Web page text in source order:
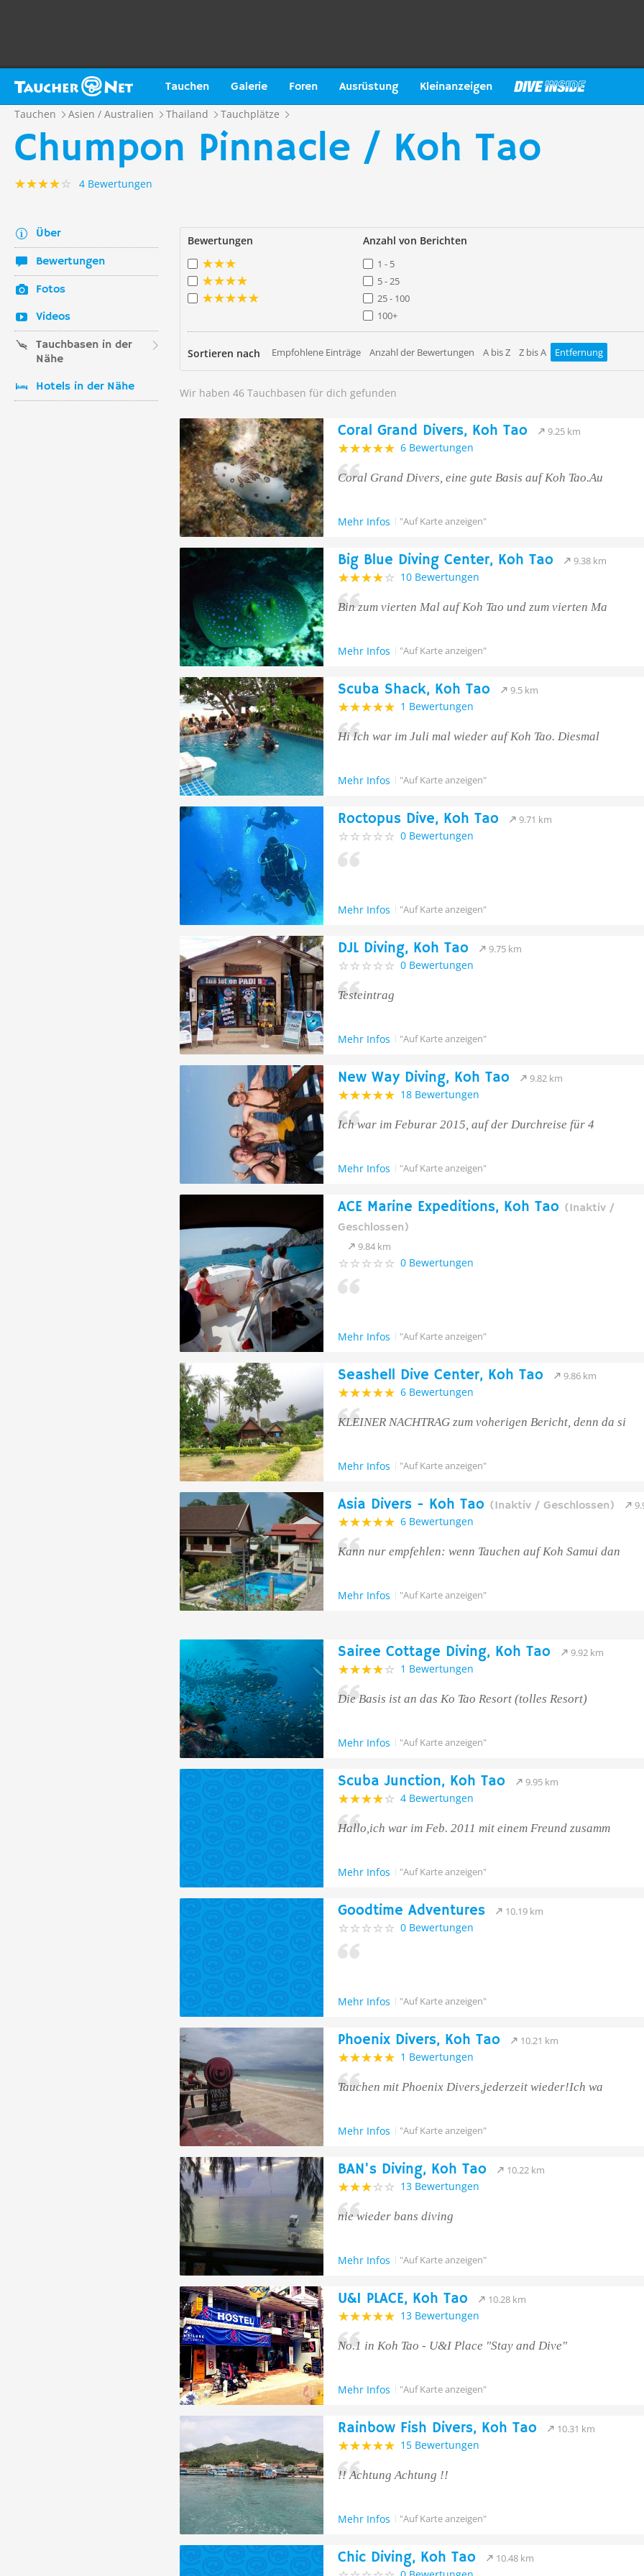
Tauchen Galerie Foren Ausrüstung Kleinanzeigen
Tauchen Asien / Australien Thailand Tauchplätze
Chumpon Pinnacle / Koh Tao
4 Bewertungen
Über
Bewertungen
Fotos
Videos
Tauchbasen in der
Nähe
Hotels in der Nähe
Bewertungen Anzahl von Berichten
1 - 5
5 - 25
25 - 100
100+
Sortieren nach Empfohlene Einträge Anzahl der Bewertungen A bis Z Z bis A Entfernung
Wir haben 46 Tauchbasen für dich gefunden
Coral Grand Divers, Koh Tao 9.25 km
6 Bewertungen
Coral Grand Divers, eine gute Basis auf Koh Tao.Au
Mehr Infos "Auf Karte anzeigen"
Big Blue Diving Center, Koh Tao 9.38 km
10 Bewertungen
Bin zum vierten Mal auf Koh Tao und zum vierten Ma
Mehr Infos "Auf Karte anzeigen"
Scuba Shack, Koh Tao 9.5 km
1 Bewertungen
Hi Ich war im Juli mal wieder auf Koh Tao. Diesmal
Mehr Infos "Auf Karte anzeigen"
Roctopus Dive, Koh Tao 9.71 km
0 Bewertungen
Mehr Infos "Auf Karte anzeigen"
DJL Diving, Koh Tao 9.75 km
0 Bewertungen
Testeintrag
Mehr Infos "Auf Karte anzeigen"
New Way Diving, Koh Tao 9.82 km
18 Bewertungen
Ich war im Feburar 2015, auf der Durchreise für 4
Mehr Infos "Auf Karte anzeigen"
ACE Marine Expeditions, Koh Tao (Inaktiv /
Geschlossen)
9.84 km
0 Bewertungen
Mehr Infos "Auf Karte anzeigen"
Seashell Dive Center, Koh Tao 9.86 km
6 Bewertungen
KLEINER NACHTRAG zum voherigen Bericht, denn da si
Mehr Infos "Auf Karte anzeigen"
Asia Divers - Koh Tao (Inaktiv / Geschlossen)
6 Bewertungen
Kann nur empfehlen: wenn Tauchen auf Koh Samui dan
Mehr Infos "Auf Karte anzeigen"
Sairee Cottage Diving, Koh Tao 9.92 km
1 Bewertungen
Die Basis ist an das Ko Tao Resort (tolles Resort)
Mehr Infos "Auf Karte anzeigen"
Scuba Junction, Koh Tao 9.95 km
4 Bewertungen
Hallo,ich war im Feb. 2011 mit einem Freund zusamm
Mehr Infos "Auf Karte anzeigen"
Goodtime Adventures 10.19 km
0 Bewertungen
Mehr Infos "Auf Karte anzeigen"
Phoenix Divers, Koh Tao 10.21 km
1 Bewertungen
Tauchen mit Phoenix Divers,jederzeit wieder!Ich wa
Mehr Infos "Auf Karte anzeigen"
BAN's Diving, Koh Tao 10.22 km
13 Bewertungen
nie wieder bans diving
Mehr Infos "Auf Karte anzeigen"
U&I PLACE, Koh Tao 10.28 km
13 Bewertungen
No.1 in Koh Tao - U&I Place "Stay and Dive"
Mehr Infos "Auf Karte anzeigen"
Rainbow Fish Divers, Koh Tao 10.31 km
15 Bewertungen
!! Achtung Achtung !!
Mehr Infos "Auf Karte anzeigen"
Chic Diving, Koh Tao 10.48 km